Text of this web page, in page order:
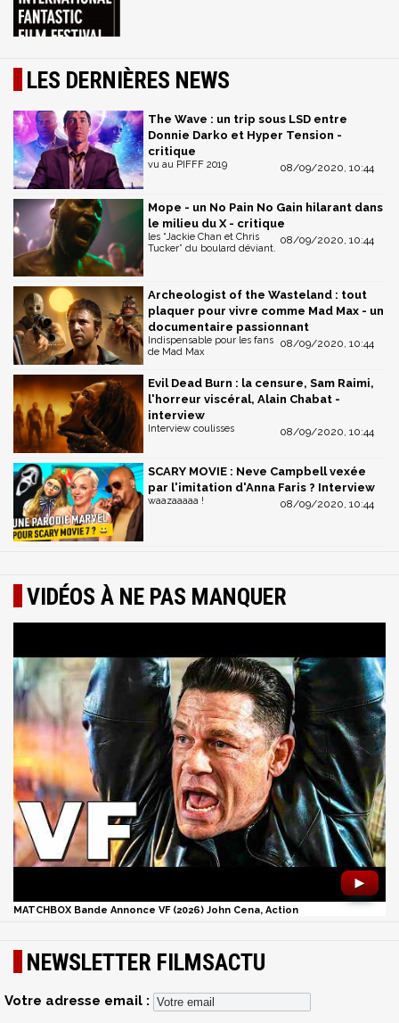
LES DERNIÈRES NEWS
The Wave : un trip sous LSD entre
Donnie Darko et Hyper Tension -
critique
08/09/2020, 10:44
vu au PIFFF 2019
Mope - un No Pain No Gain hilarant dans
le milieu du X - critique
08/09/2020, 10:44
les “Jackie Chan et Chris
Tucker” du boulard déviant.
Archeologist of the Wasteland : tout
plaquer pour vivre comme Mad Max - un
documentaire passionnant
08/09/2020, 10:44
Indispensable pour les fans
de Mad Max
Evil Dead Burn : la censure, Sam Raimi,
l'horreur viscéral, Alain Chabat -
interview
08/09/2020, 10:44
Interview coulisses
SCARY MOVIE : Neve Campbell vexée
par l'imitation d'Anna Faris ? Interview
08/09/2020, 10:44
waazaaaaa !
VIDÉOS À NE PAS MANQUER
►
MATCHBOX Bande Annonce VF (2026) John Cena, Action
NEWSLETTER FILMSACTU
Votre adresse email :